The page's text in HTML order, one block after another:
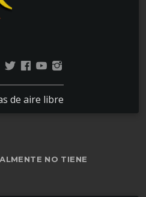
de aire libre
NO TIENE